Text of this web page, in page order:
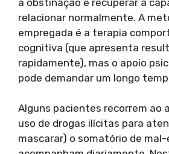
relacionar normalmente. A
empregada é a terapia
cognitiva (que apresenta
rapidamente), mas o apoio
pode demandar um longo
Alguns pacientes recorrem ao
uso de drogas ilícitas para
mascarar) o somatório de